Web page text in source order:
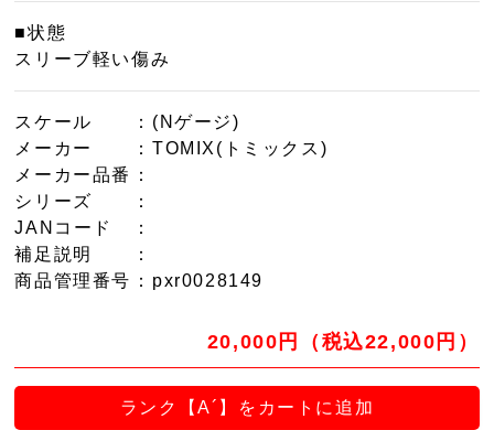
■状態
スリーブ軽い傷み
スケール
：(Nゲージ)
メーカー
：TOMIX(トミックス)
メーカー品番
：
シリーズ
：
JANコード
：
補足説明
：
商品管理番号 ：pxr0028149
20,000円（税込22,000円）
ランク【A´】をカートに追加